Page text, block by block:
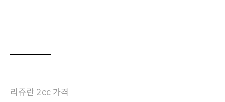
리쥬란 2cc 가격